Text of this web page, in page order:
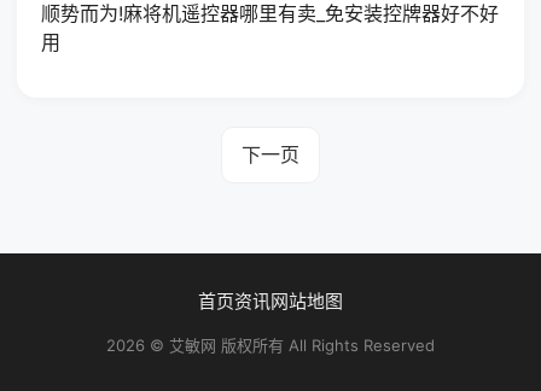
顺势而为!麻将机遥控器哪里有卖_免安装控牌器好不好
用
下一页
首页资讯网站地图
2026 © 艾敏网 版权所有 All Rights Reserved